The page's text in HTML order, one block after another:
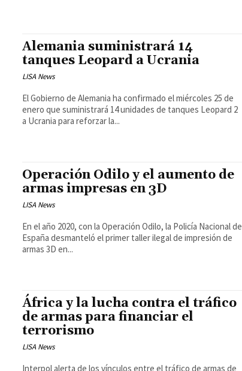
Alemania suministrará 14
tanques Leopard a Ucrania
LISA News
El Gobierno de Alemania ha confirmado el miércoles 25 de
enero que suministrará 14 unidades de tanques Leopard 2
a Ucrania para reforzar la...
Operación Odilo y el aumento de
armas impresas en 3D
LISA News
En el año 2020, con la Operación Odilo, la Policía Nacional de
España desmanteló el primer taller ilegal de impresión de
armas 3D en...
África y la lucha contra el tráfico
de armas para financiar el
terrorismo
LISA News
Interpol alerta de los vínculos entre el tráfico de armas de